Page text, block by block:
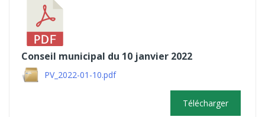
Conseil municipal du 10 janvier 2022
PV_2022-01-10.pdf
Télécharger